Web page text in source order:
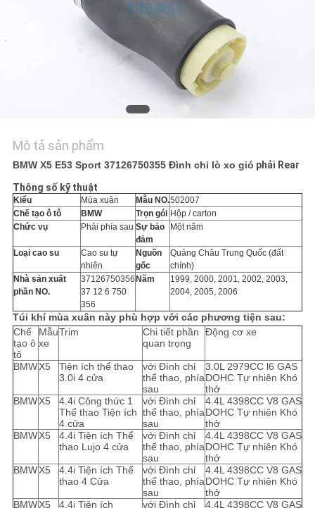
WEB
PRIVACY
POLICY
Mô tả sản phẩm
BMW X5 E53 Sport 37126750355 Đình chỉ lò xo gió phải Rear
Thông số kỹ thuật
Kiểu Mùa xuân Mẫu NO.502007
Chế tạo ô tô
BMW Trọn gói Hộp / carton
Chức vụ
Phải phía sau Sự bảo
đảm
Một năm
Loại cao su
Cao su tự
nhiên
Nguồn
gốc
Quảng Châu Trung Quốc (đất
chính)
Nhà sản xuất
phần NO.
37126750356
37 12 6 750
356
Năm
1999, 2000, 2001, 2002, 2003,
2004, 2005, 2006
Túi khí mùa xuân này phù hợp với các phương tiện sau:
Chế
tạo ô
tô
Mẫu
xe
Trim
Chi tiết phần
quan trọng
Động cơ xe
BMWX5
Tiện ích thể thao
3.0i 4 cửa
với Đình chỉ
thể thao, phía
sau
3.0L 2979CC l6 GAS
DOHC Tự nhiên Khó
thở
BMWX5
4.4i Công thức 1
Thể thao Tiện ích
4 cửa
với Đình chỉ
thể thao, phía
sau
4.4L 4398CC V8 GAS
DOHC Tự nhiên Khó
thở
BMWX5
4.4i Tiện ích Thể
thao Lujo 4 cửa
với Đình chỉ
thể thao, phía
sau
4.4L 4398CC V8 GAS
DOHC Tự nhiên Khó
thở
BMWX5
4.4i Tiện ích Thể
thao 4 Cửa
với Đình chỉ
thể thao, phía
sau
4.4L 4398CC V8 GAS
DOHC Tự nhiên Khó
thở
BMWX5
4.4i Tiện ích
với Đình chỉ
4.4L 4398CC V8 GAS